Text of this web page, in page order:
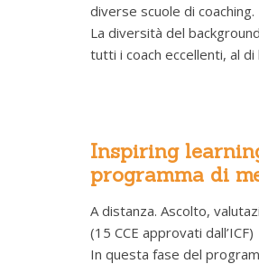
diverse scuole di coaching.
La diversità del
tutti i coach eccellenti, al
Inspiring
programma di
A distanza. Ascolto,
(15 CCE approvati dall’ICF)
In questa fase del